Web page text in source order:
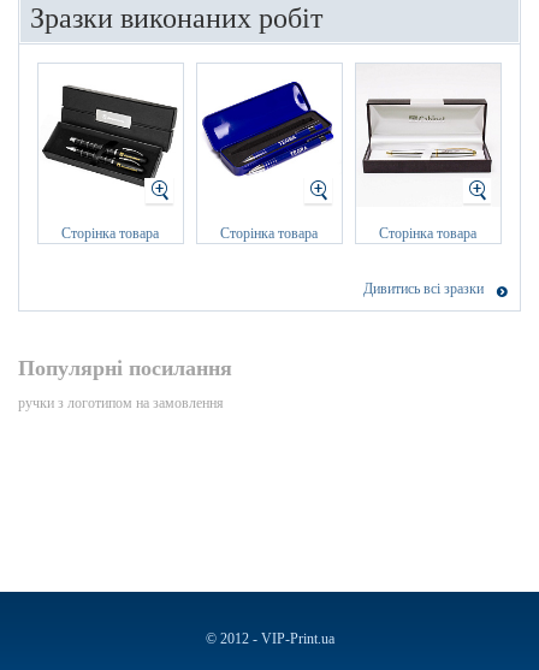
Зразки виконаних робіт
Сторінка товара Сторінка товара Сторінка товара
Дивитись всі зразки
Популярні посилання
ручки з логотипом на замовлення
© 2012 - VIP-Print.ua